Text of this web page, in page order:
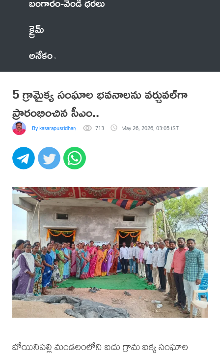
క్రైమ్
అనేకం
5 గ్రామైక్య సంఘాల భవనాలను వర్చువల్‌గా
ప్రారంభించిన సీఎం..
By kasarapusridhargoud 713 May 26, 2026, 03:05 IST
బోయినిపల్లి మండలంలోని ఐదు గ్రామ ఐక్య సంఘాల